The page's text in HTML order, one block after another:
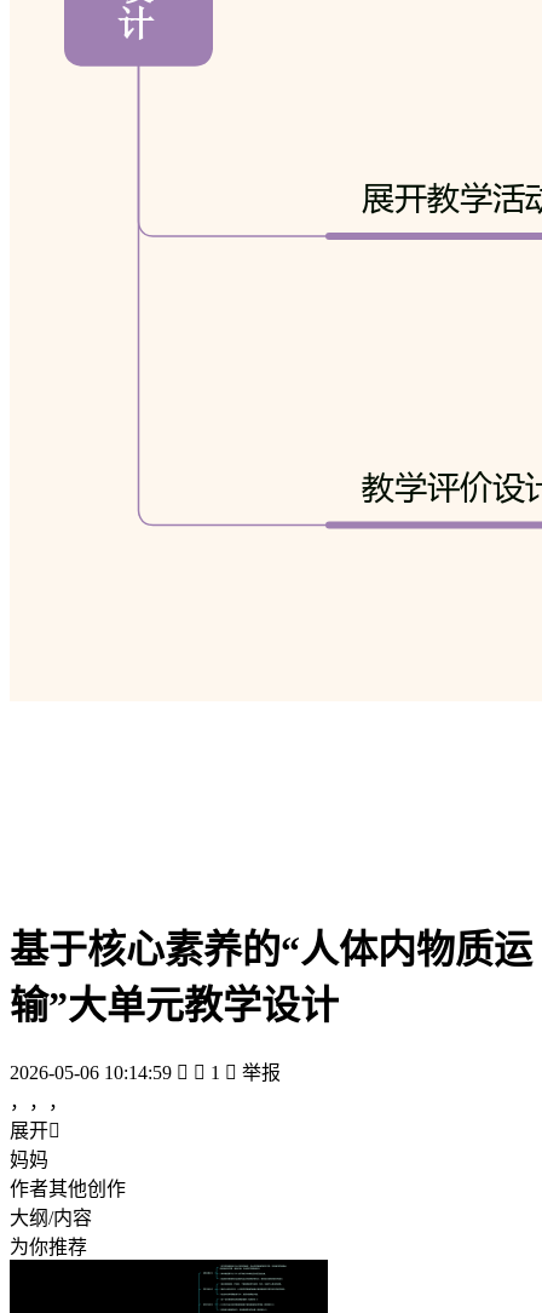
基于核心素养的“人体内物质运
输”大单元教学设计
2026-05-06 10:14:59   1  举报
，，，
展开
妈妈
作者其他创作
大纲/内容
为你推荐